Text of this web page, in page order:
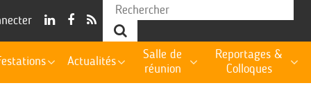
Actualités
Salle de
réunion
Reportages &
Colloques